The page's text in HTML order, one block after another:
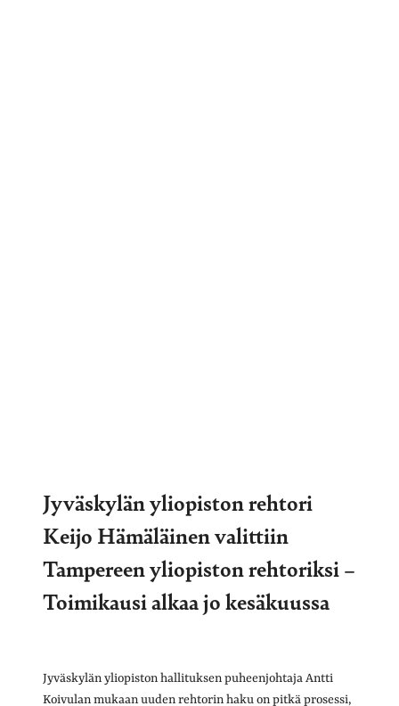
Jyväskylän yliopiston rehtori
Keijo Hämäläinen valittiin
Tampereen yliopiston rehtoriksi –
Toimikausi alkaa jo kesäkuussa
Jyväskylän yliopiston hallituksen puheenjohtaja Antti
Koivulan mukaan uuden rehtorin haku on pitkä prosessi,